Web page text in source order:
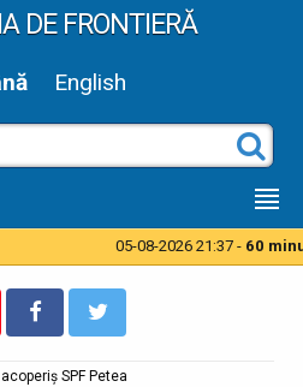
DE FRONTIERĂ
English
05-08-2026 21:37 -60
SPF Petea